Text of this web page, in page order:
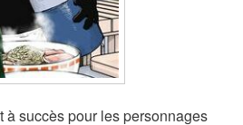
à succès pour les personnages